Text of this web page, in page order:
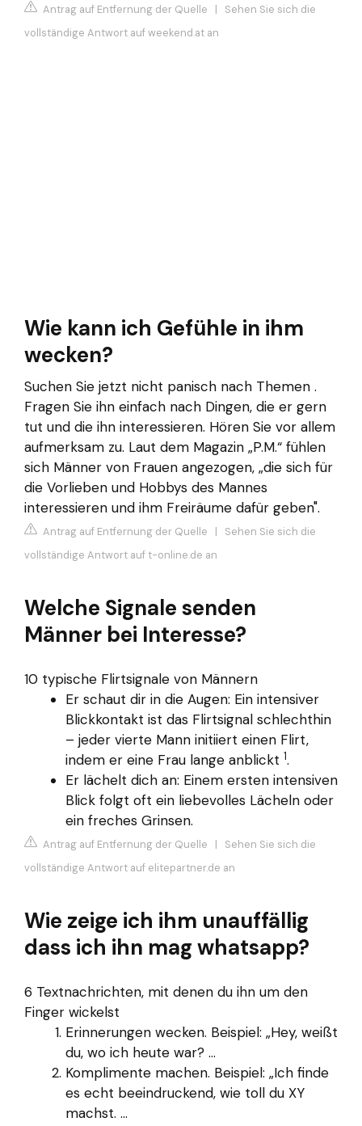
Antrag auf Entfernung der Quelle | Sehen Sie sich die
vollständige Antwort auf weekend.at an
Wie kann ich Gefühle in ihm
wecken?
Suchen Sie jetzt nicht panisch nach Themen .
Fragen Sie ihn einfach nach Dingen, die er gern
tut und die ihn interessieren. Hören Sie vor allem
aufmerksam zu. Laut dem Magazin „P.M.“ fühlen
sich Männer von Frauen angezogen, „die sich für
die Vorlieben und Hobbys des Mannes
interessieren und ihm Freiräume dafür geben".
Antrag auf Entfernung der Quelle | Sehen Sie sich die
vollständige Antwort auf t-online.de an
Welche Signale senden
Männer bei Interesse?
10 typische Flirtsignale von Männern
Er schaut dir in die Augen: Ein intensiver
Blickkontakt ist das Flirtsignal schlechthin
– jeder vierte Mann initiiert einen Flirt,
indem er eine Frau lange anblickt 1.
Er lächelt dich an: Einem ersten intensiven
Blick folgt oft ein liebevolles Lächeln oder
ein freches Grinsen.
Antrag auf Entfernung der Quelle | Sehen Sie sich die
vollständige Antwort auf elitepartner.de an
Wie zeige ich ihm unauffällig
dass ich ihn mag whatsapp?
6 Textnachrichten, mit denen du ihn um den
Finger wickelst
Erinnerungen wecken. Beispiel: „Hey, weißt
du, wo ich heute war? ...
Komplimente machen. Beispiel: „Ich finde
es echt beeindruckend, wie toll du XY
machst. ...